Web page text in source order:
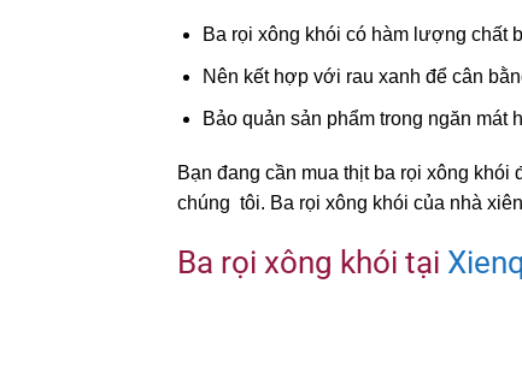
Ba rọi xông khói có hàm lượng chất
Nên kết hợp với rau xanh để cân
Bảo quản sản phẩm trong ngăn mát
Bạn đang cần mua thịt ba rọi xông
chúng tôi. Ba rọi xông khói của nhà
Ba rọi xông khói tại